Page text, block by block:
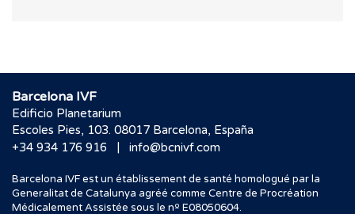
Barcelona IVF
Edificio Planetarium
Escoles Pies, 103. 08017 Barcelona, España
+34 934 176 916
| info@bcnivf.com
Barcelona IVF est un établissement de santé homologué par la
Generalitat de Catalunya agréé comme Centre de Procréation
Médicalement Assistée sous le nº E08050604.